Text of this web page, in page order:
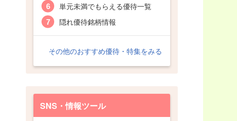
単元未満でもらえる優待一覧
隠れ優待銘柄情報
その他のおすすめ優待・特集をみる
SNS・情報ツール